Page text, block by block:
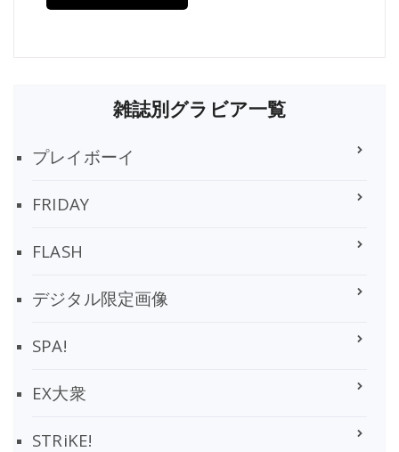
雑誌別グラビア一覧
プレイボーイ
FRIDAY
FLASH
デジタル限定画像
SPA!
EX大衆
STRiKE!